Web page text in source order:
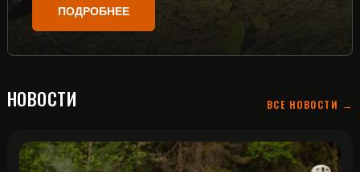
ПОДРОБНЕЕ
НОВОСТИ ВСЕ НОВОСТИ →